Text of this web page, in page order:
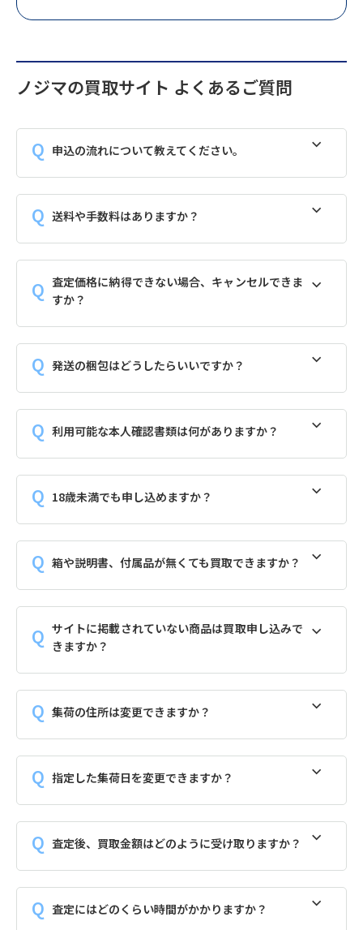
ノジマの買取サイト よくあるご質問
申込の流れについて教えてください。
送料や手数料はありますか？
査定価格に納得できない場合、キャンセルできま
すか？
発送の梱包はどうしたらいいですか？
利用可能な本人確認書類は何がありますか？
18歳未満でも申し込めますか？
箱や説明書、付属品が無くても買取できますか？
サイトに掲載されていない商品は買取申し込みで
きますか？
集荷の住所は変更できますか？
指定した集荷日を変更できますか？
査定後、買取金額はどのように受け取りますか？
査定にはどのくらい時間がかかりますか？